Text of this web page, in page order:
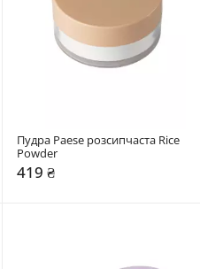
Пудра Paese розсипчаста Rice
Powder
419 ₴